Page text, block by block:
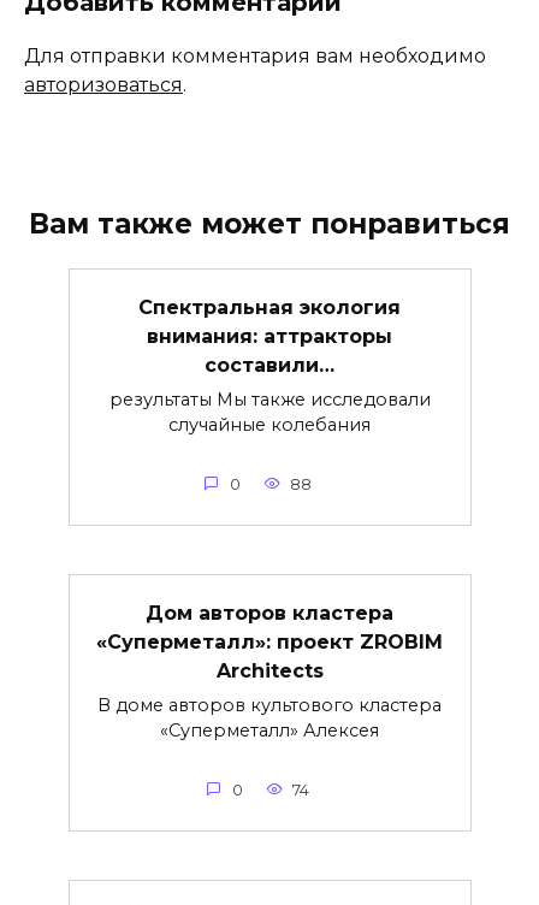
Для отправки комментария вам необходимо
авторизоваться.
Вам также может понравиться
Спектральная экология
внимания: аттракторы
составили…
результаты Мы также исследовали
случайные колебания
0 88
Дом авторов кластера
«Суперметалл»: проект ZROBIM
Architects
В доме авторов культового кластера
«Суперметалл» Алексея
0 74